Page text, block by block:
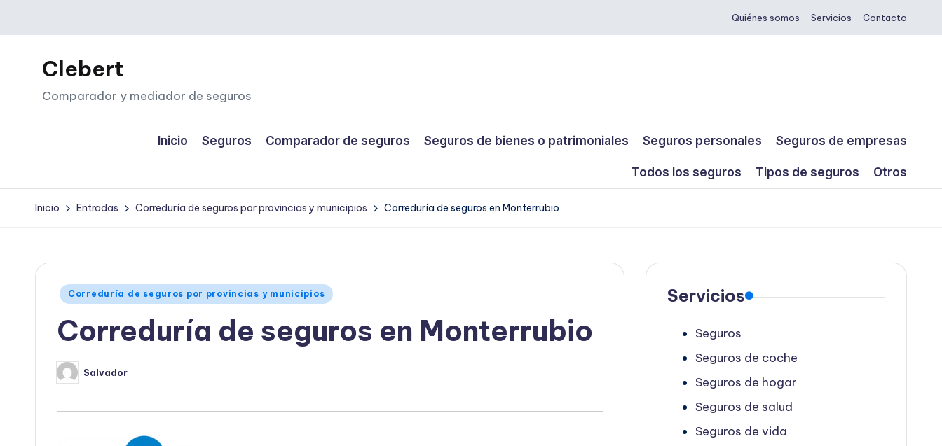
Saltar
contenido
Quiénes somos Servicios Contacto
Clebert
Comparador y mediador de seguros
Inicio Seguros Comparador de seguros Seguros de bienes o patrimoniales Seguros personales Seguros de empresas
Todos los seguros Tipos de seguros Otros
Inicio Entradas Correduría de seguros por provincias y municipios Correduría de seguros en Monterrubio
Publicado
Correduría de seguros por provincias y municipios
Correduría de seguros en Monterrubio
Publicado
por
Salvador
Servicios
Seguros
Seguros de coche
Seguros de hogar
Seguros de salud
Seguros de vida